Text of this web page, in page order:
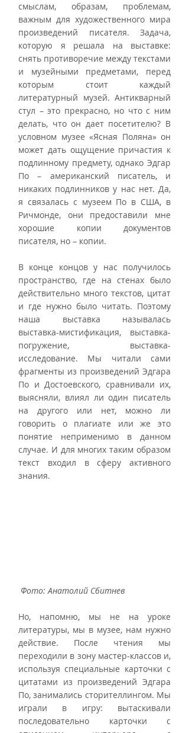
смыслам, образам, проблемам,
важным для художественного мира
произведений писателя. Задача,
которую я решала на выставке:
снять противоречие между текстами
и музейными предметами, перед
которым стоит каждый
литературный музей. Антикварный
стул – это прекрасно, но что с ним
делать, что он дает посетителю? В
условном музее «Ясная Поляна» он
может дать ощущение причастия к
подлинному предмету, однако Эдгар
По – американский писатель, и
никаких подлинников у нас нет. Да,
я связалась с музеем По в США, в
Ричмонде, они предоставили мне
хорошие копии документов
писателя, но – копии.
В конце концов у нас получилось
пространство, где на стенах было
действительно много текстов, цитат
и где нужно было читать. Поэтому
наша выставка называлась
выставка-мистификация, выставка-
погружение, выставка-
исследование. Мы читали сами
фрагменты из произведений Эдгара
По и Достоевского, сравнивали их,
выясняли, влиял ли один писатель
на другого или нет, можно ли
говорить о плагиате или же это
понятие неприменимо в данном
случае. И для многих таким образом
текст входил в сферу активного
знания.
Фото: Анатолий Сбитнев
Но, напомню, мы не на уроке
литературы, мы в музее, нам нужно
действие. После чтения мы
переходили в зону мастер-классов и,
используя специальные карточки с
цитатами из произведений Эдгара
По, занимались сторителлингом. Мы
играли в игру: вытаскивали
последовательно карточки с